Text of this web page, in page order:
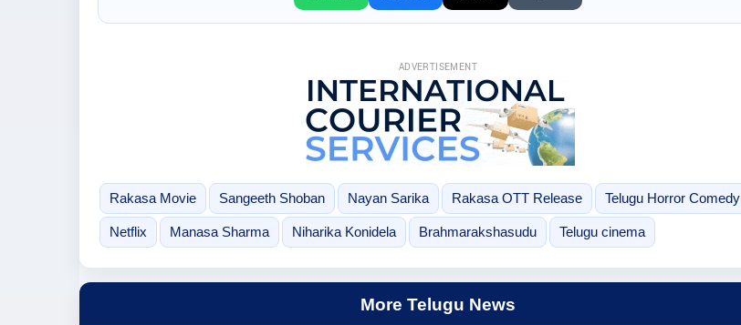
ADVERTISEMENT
Rakasa Movie Sangeeth Shoban Nayan Sarika Rakasa OTT Release Telugu Horror Comedy
Netflix Manasa Sharma Niharika Konidela Brahmarakshasudu Telugu cinema
More Telugu News